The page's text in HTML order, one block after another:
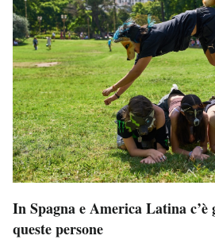
In Spagna e America Latina c’è
queste persone